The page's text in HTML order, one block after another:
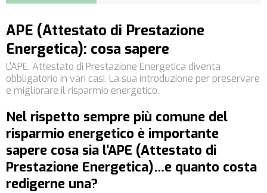
APE (Attestato di Prestazione
Energetica): cosa sapere
L'APE, Attestato di Prestazione Energetica diventa
obbligatorio in vari casi. La sua introduzione per preservare
e migliorare il risparmio energetico.
Nel rispetto sempre più comune del
risparmio energetico è importante
sapere cosa sia l’APE (Attestato di
Prestazione Energetica)…e quanto costa
redigerne una?